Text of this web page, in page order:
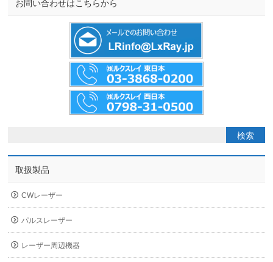
お問い合わせはこちらから
取扱製品
CWレーザー
パルスレーザー
レーザー周辺機器